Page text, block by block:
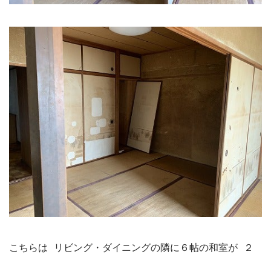
こちらは リビング・ダイニングの隣に６帖の和室が ２